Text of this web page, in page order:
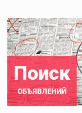
Поиск
ОБЪЯВЛЕНИЙ